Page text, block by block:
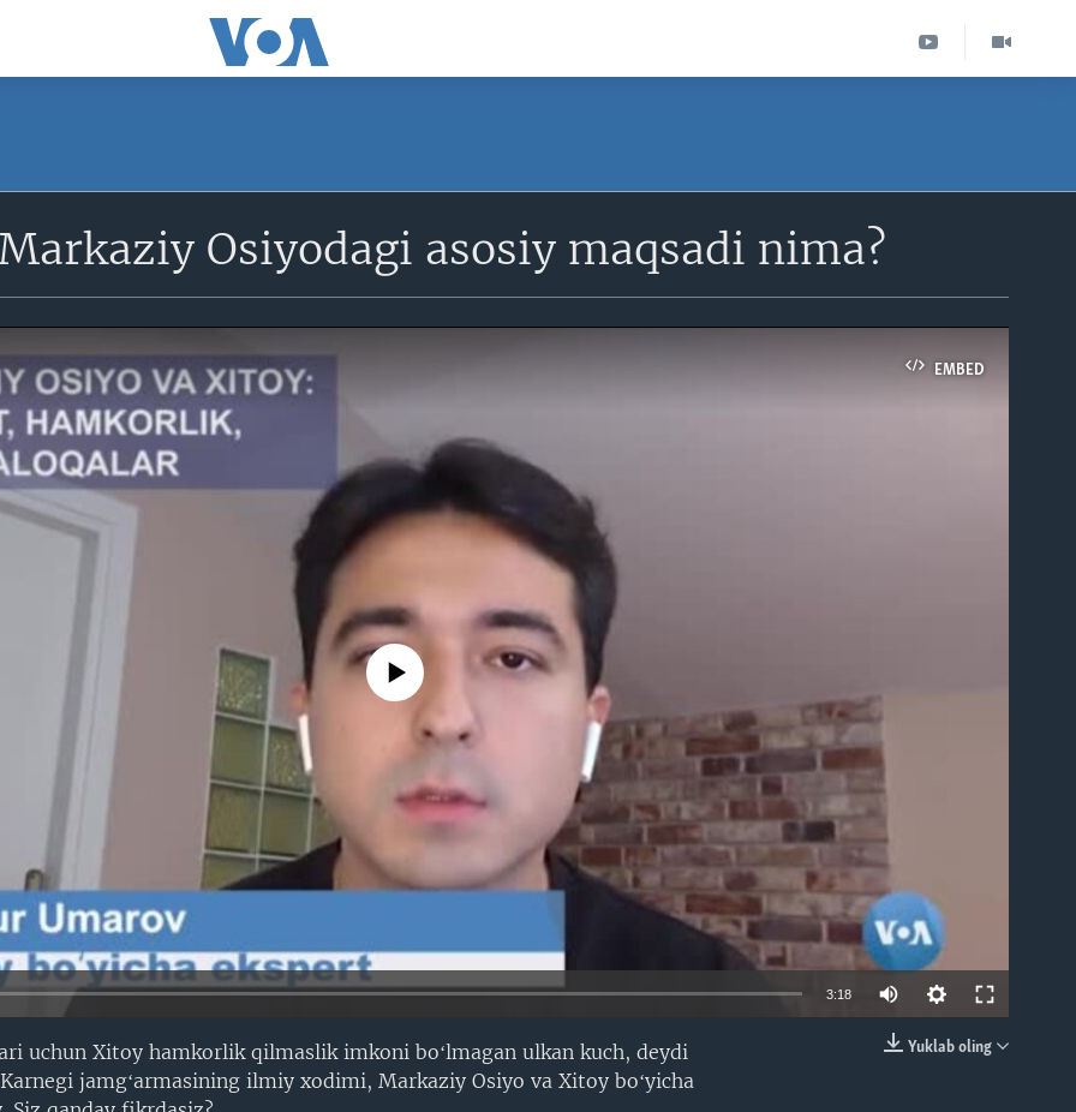
Osiyodagi asosiy maqsadi nima?
EMBED
No media source currently available
3:18
Yuklab oling
uchun Xitoy hamkorlik qilmaslik imkoni boʻlmagan ulkan kuch, deydi
jamgʻarmasining ilmiy xodimi, Markaziy Osiyo va Xitoy boʻyicha